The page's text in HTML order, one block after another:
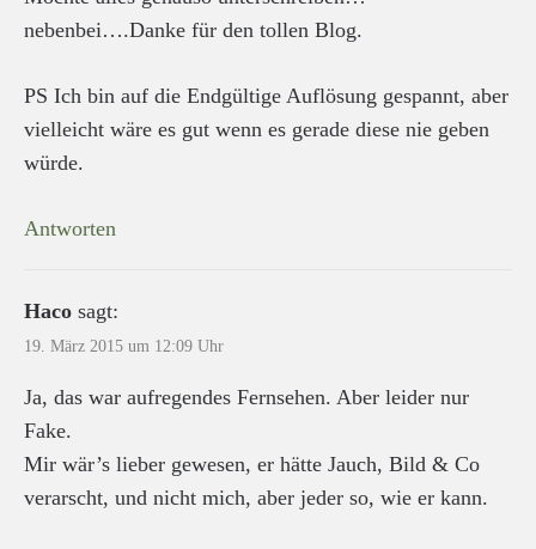
nebenbei….Danke für den tollen Blog.
PS Ich bin auf die Endgültige Auflösung gespannt, aber
vielleicht wäre es gut wenn es gerade diese nie geben
würde.
Antworten
Haco sagt:
19. März 2015 um 12:09 Uhr
Ja, das war aufregendes Fernsehen. Aber leider nur
Fake.
Mir wär’s lieber gewesen, er hätte Jauch, Bild & Co
verarscht, und nicht mich, aber jeder so, wie er kann.